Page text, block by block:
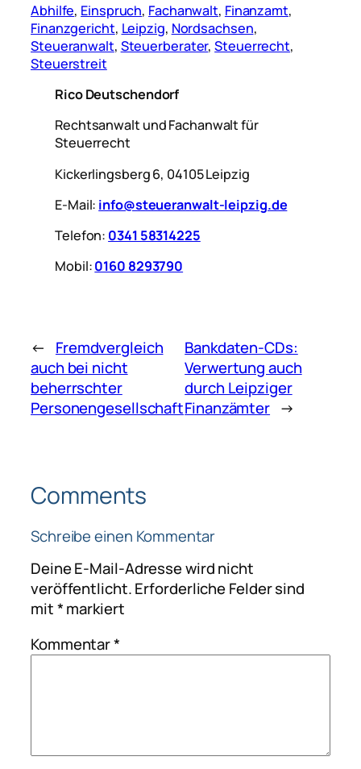
Abhilfe, Einspruch, Fachanwalt, Finanzamt
Finanzgericht, Leipzig, Nordsachsen
Steueranwalt, Steuerberater, Steuerrecht
Steuerstreit
Rico Deutschendorf
Rechtsanwalt und Fachanwalt für
Steuerrecht
Kickerlingsberg 6, 04105 Leipzig
E-Mail: info@steueranwalt-leipzig.de
Telefon: 0341 58314225
Mobil:0160 8293790
←
Fremdvergleich
auch bei nicht
beherrschter
Personengesellschaft
Bankdaten-CDs:
Verwertung auch
durch Leipziger
Finanzämter →
Comments
Schreibe einen Kommentar
Deine E-Mail-Adresse wird nicht
veröffentlicht.Erforderliche Felder sind
mit*markiert
Kommentar*